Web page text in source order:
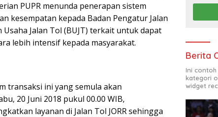
PUPR menunda penerapan sistem
kesempatan kepada Badan Pengatur Jalan
Usaha Jalan Tol (BUJT) terkait untuk dapat
lebih intensif kepada masyarakat.
transaksi ini yang semula akan
20 Juni 2018 pukul 00.00 WIB,
layanan di Jalan Tol JORR sehingga
Berita
Ini
kategori
widget